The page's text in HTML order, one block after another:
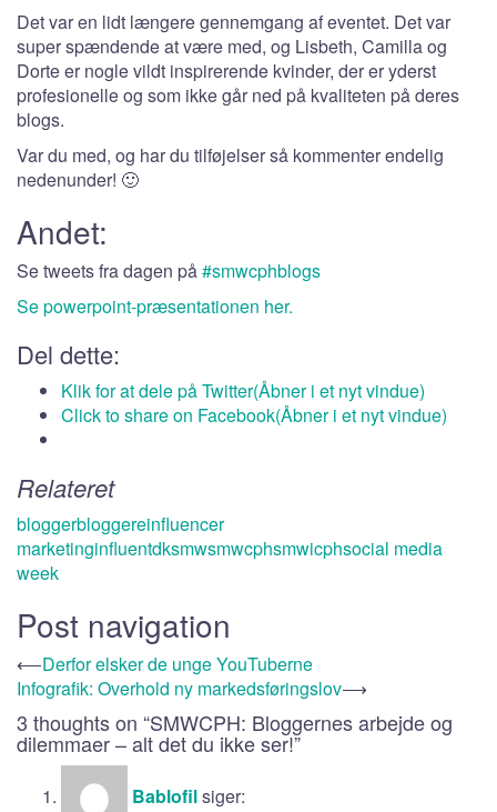
Det var en lidt længere gennemgang af eventet. Det var
super spændende at være med, og Lisbeth, Camilla og
Dorte er nogle vildt inspirerende kvinder, der er yderst
profesionelle og som ikke går ned på kvaliteten på deres
blogs.
Var du med, og har du tilføjelser så kommenter endelig
nedenunder! 🙂
Andet:
Se tweets fra dagen på#smwcphblogs
Se powerpoint-præsentationen her.
Del dette:
Klik for at dele på Twitter(Åbner i et nyt vindue)
Click to share on Facebook(Åbner i et nyt vindue)
Relateret
bloggerbloggereinfluencer
marketinginfluentdksmwsmwcphsmwicphsocial media
week
Post navigation
⟵Derfor elsker de unge YouTuberne
Infografik: Overhold ny markedsføringslov⟶
3 thoughts on “SMWCPH: Bloggernes arbejde og
dilemmaer – alt det du ikke ser!”
Bablofilsiger: